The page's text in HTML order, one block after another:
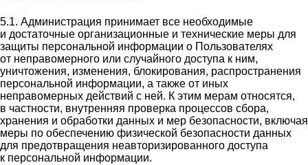
5.1. Администрация принимает все необходимые
и достаточные организационные и технические меры для
защиты персональной информации о Пользователях
от неправомерного или случайного доступа к ним,
уничтожения, изменения, блокирования, распространения
персональной информации, а также от иных
неправомерных действий с ней. К этим мерам относятся,
в частности, внутренняя проверка процессов сбора,
хранения и обработки данных и мер безопасности, включая
меры по обеспечению физической безопасности данных
для предотвращения неавторизированного доступа
к персональной информации.